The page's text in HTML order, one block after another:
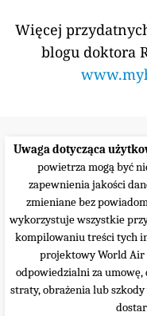
Więcej
blogu doktora
Uwaga dotycząca
powietrza mogą być
zapewnienia jakości
zmieniane bez
wykorzystuje wszystkie
kompilowaniu treści tych
projektowy World Air
odpowiedzialni za
straty, obrażenia lub